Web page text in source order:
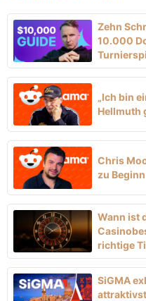
Zehn
10.000
„Ich bin
Hellmuth
Chris
zu
Wann ist
richtige
SiGMA